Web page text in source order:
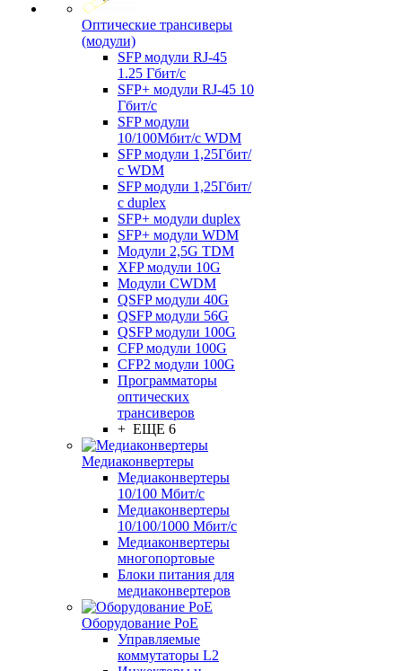
Оптические трансиверы
(модули)
SFP модули RJ-45
1.25 Гбит/c
SFP+ модули RJ-45 10
Гбит/c
SFP модули
10/100Мбит/с WDM
SFP модули 1,25Гбит/
с WDM
SFP модули 1,25Гбит/
с duplex
SFP+ модули duplex
SFP+ модули WDM
Модули 2,5G TDM
XFP модули 10G
Модули CWDM
QSFP модули 40G
QSFP модули 56G
QSFP модули 100G
CFP модули 100G
CFP2 модули 100G
Программаторы
оптических
трансиверов
+ ЕЩЕ 6
Медиаконвертеры
Медиаконвертеры
10/100 Мбит/с
Медиаконвертеры
10/100/1000 Мбит/c
Медиаконвертеры
многопортовые
Блоки питания для
медиаконвертеров
Оборудование PoE
Управляемые
коммутаторы L2